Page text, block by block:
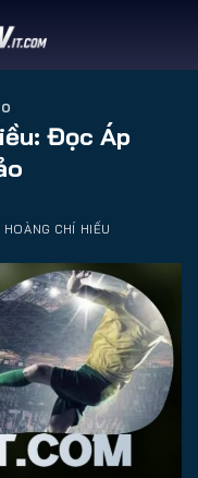
Đọc Áp
HOÀNG CHÍ HIẾU